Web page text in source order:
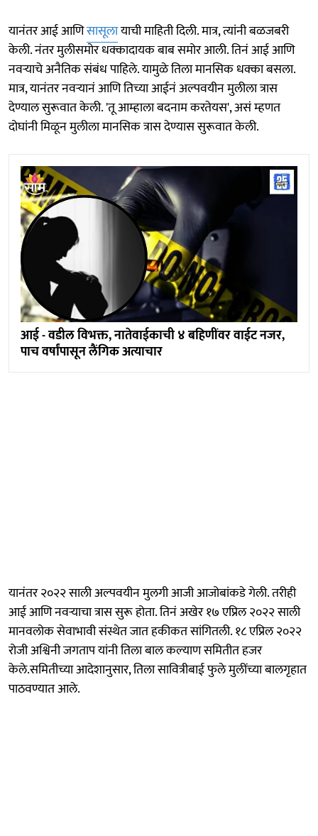
यानंतर आई आणिसासूलायाची माहिती दिली. मात्र, त्यांनी बळजबरी
केली. नंतर मुलीसमोर धक्कादायक बाब समोर आली. तिनं आई आणि
नवऱ्याचे अनैतिक संबंध पाहिले. यामुळे तिला मानसिक धक्का बसला.
मात्र, यानंतर नवऱ्यानं आणि तिच्या आईनं अल्पवयीन मुलीला त्रास
देण्याल सुरूवात केली. 'तू आम्हाला बदनाम करतेयस', असं म्हणत
दोघांनी मिळून मुलीला मानसिक त्रास देण्यास सुरूवात केली.
आई - वडील विभक्त, नातेवाईकाची ४ बहिणींवर वाईट नजर,
पाच वर्षांपासून लैंगिक अत्याचार
यानंतर २०२२ साली अल्पवयीन मुलगी आजी आजोबांकडे गेली. तरीही
आई आणि नवऱ्याचा त्रास सुरू होता. तिनं अखेर १७ एप्रिल २०२२ साली
मानवलोक सेवाभावी संस्थेत जात हकीकत सांगितली. १८ एप्रिल २०२२
रोजी अश्विनी जगताप यांनी तिला बाल कल्याण समितीत हजर
केले.समितीच्या आदेशानुसार, तिला सावित्रीबाई फुले मुलींच्या बालगृहात
पाठवण्यात आले.